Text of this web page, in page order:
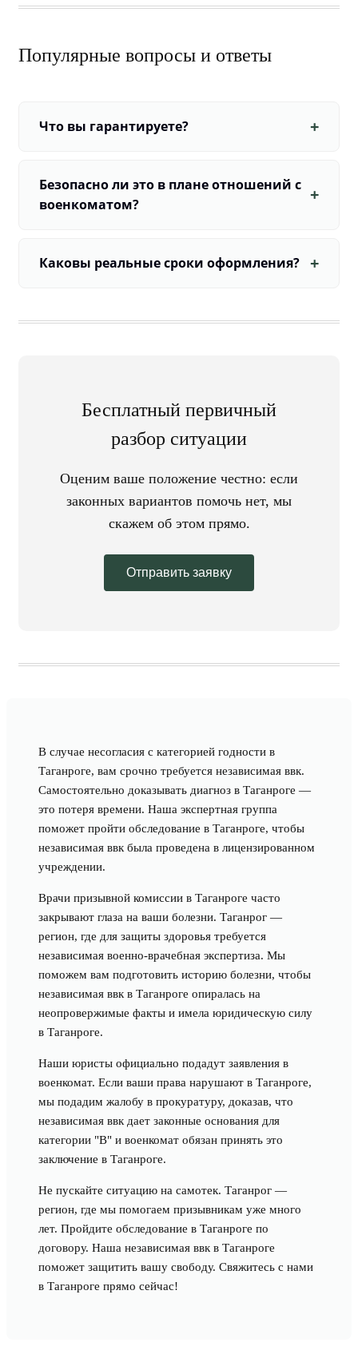
Популярные вопросы и ответы
Что вы гарантируете?
Безопасно ли это в плане отношений с
военкоматом?
Каковы реальные сроки оформления?
Бесплатный первичный
разбор ситуации
Оценим ваше положение честно: если
законных вариантов помочь нет, мы
скажем об этом прямо.
Отправить заявку
В случае несогласия с категорией годности в
Таганроге, вам срочно требуется независимая ввк.
Самостоятельно доказывать диагноз в Таганроге —
это потеря времени. Наша экспертная группа
поможет пройти обследование в Таганроге, чтобы
независимая ввк была проведена в лицензированном
учреждении.
Врачи призывной комиссии в Таганроге часто
закрывают глаза на ваши болезни. Таганрог —
регион, где для защиты здоровья требуется
независимая военно-врачебная экспертиза. Мы
поможем вам подготовить историю болезни, чтобы
независимая ввк в Таганроге опиралась на
неопровержимые факты и имела юридическую силу
в Таганроге.
Наши юристы официально подадут заявления в
военкомат. Если ваши права нарушают в Таганроге,
мы подадим жалобу в прокуратуру, доказав, что
независимая ввк дает законные основания для
категории "В" и военкомат обязан принять это
заключение в Таганроге.
Не пускайте ситуацию на самотек. Таганрог —
регион, где мы помогаем призывникам уже много
лет. Пройдите обследование в Таганроге по
договору. Наша независимая ввк в Таганроге
поможет защитить вашу свободу. Свяжитесь с нами
в Таганроге прямо сейчас!